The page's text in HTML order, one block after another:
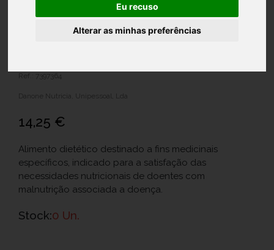
Eu recuso
Alterar as minhas preferências
Fortimel Compact Protein
Ref.: 7397364
Danone Nutricia, Unipessoal, Lda
14,25 €
Alimento dietético destinado a fins medicinais
específicos, indicado para a satisfação das
necessidades nutricionais de doentes com
malnutrição associada a doença.
Stock:0 Un.